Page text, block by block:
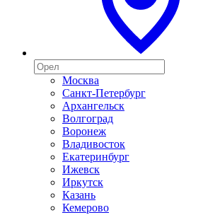
Москва
Санкт-Петербург
Архангельск
Волгоград
Воронеж
Владивосток
Екатеринбург
Ижевск
Иркутск
Казань
Кемерово